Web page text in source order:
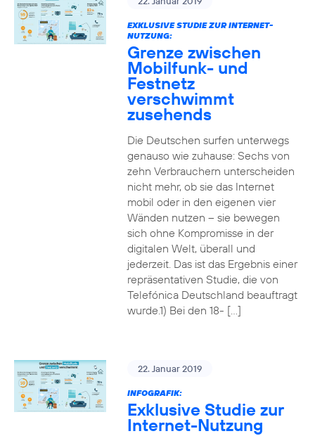
EXKLUSIVE STUDIE ZUR INTERNET-
NUTZUNG:
Grenze zwischen
Mobilfunk- und
Festnetz
verschwimmt
zusehends
Die Deutschen surfen unterwegs
genauso wie zuhause: Sechs von
zehn Verbrauchern unterscheiden
nicht mehr, ob sie das Internet
mobil oder in den eigenen vier
Wänden nutzen – sie bewegen
sich ohne Kompromisse in der
digitalen Welt, überall und
jederzeit. Das ist das Ergebnis einer
repräsentativen Studie, die von
Telefónica Deutschland beauftragt
wurde.1) Bei den 18- […]
22. Januar 2019
INFOGRAFIK:
Exklusive Studie zur
Internet-Nutzung